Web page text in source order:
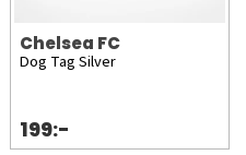
Chelsea FC
Dog Tag Silver
199:-